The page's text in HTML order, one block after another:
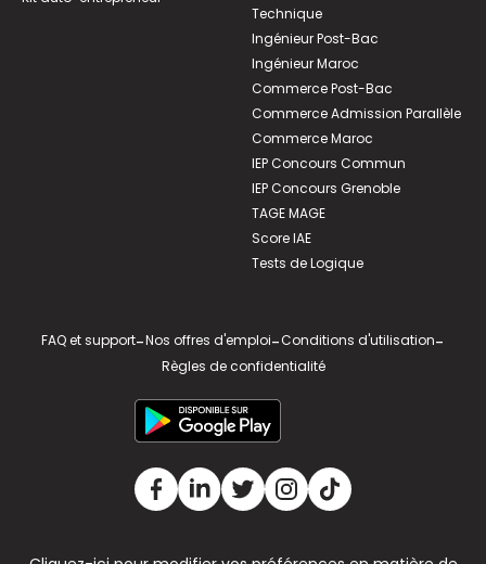
Technique
Ingénieur Post-Bac
Ingénieur Maroc
Commerce Post-Bac
Commerce Admission Parallèle
Commerce Maroc
IEP Concours Commun
IEP Concours Grenoble
TAGE MAGE
Score IAE
Tests de Logique
FAQ et support-Nos offres d'emploi-Conditions d'utilisation-
Règles de confidentialité